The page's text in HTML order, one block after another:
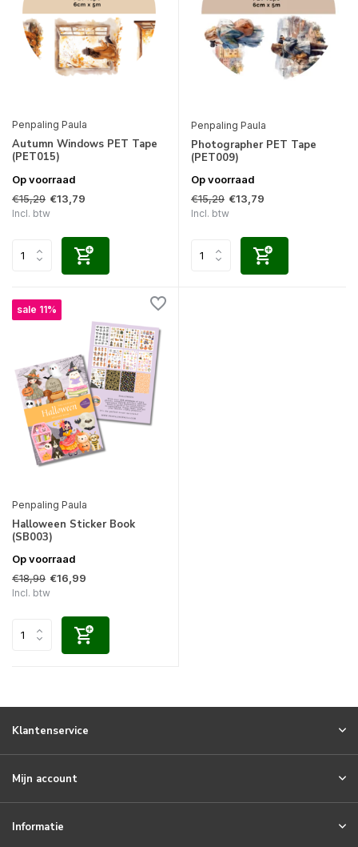
Penpaling Paula
Autumn Windows PET Tape
(PET015)
Op voorraad
€15,29 €13,79
Incl. btw
Penpaling Paula
Photographer PET Tape
(PET009)
Op voorraad
€15,29 €13,79
Incl. btw
sale 11%
Penpaling Paula
Halloween Sticker Book
(SB003)
Op voorraad
€18,99 €16,99
Incl. btw
Klantenservice
Mijn account
Informatie